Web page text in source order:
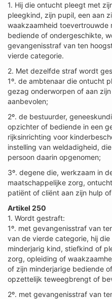
1. Hij die ontucht pleegt met
pleegkind, zijn pupil, een aan
waakzaamheid toevertrouwde
bediende of ondergeschikte,
gevangenisstraf van ten
vierde categorie.
2. Met dezelfde straf wordt
1º. de ambtenaar die ontucht
gezag onderworpen of aan
aanbevolen;
2º. de bestuurder,
opzichter of bediende in een
rijksinrichting voor
instelling van weldadigheid,
persoon daarin opgenomen;
3º. degene die, werkzaam in
maatschappelijke zorg,
patiënt of cliënt aan zijn hulp
Artikel 250
1. Wordt gestraft:
1º. met gevangenisstraf van
van de vierde categorie, hij
minderjarig kind, stiefkind of
zorg, opleiding of
of zijn minderjarige bediende
opzettelijk teweegbrengt of
2º. met gevangenisstraf van